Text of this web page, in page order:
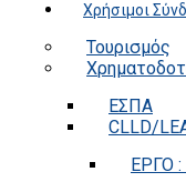
Χρήσιμοι
Τουρισμός
ΕΣΠΑ
CLLD/
ΕΡΓΟ